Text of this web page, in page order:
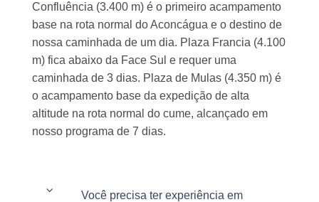
Confluência (3.400 m) é o primeiro acampamento
base na rota normal do Aconcágua e o destino de
nossa caminhada de um dia. Plaza Francia (4.100
m) fica abaixo da Face Sul e requer uma
caminhada de 3 dias. Plaza de Mulas (4.350 m) é
o acampamento base da expedição de alta
altitude na rota normal do cume, alcançado em
nosso programa de 7 dias.
Você precisa ter experiência em